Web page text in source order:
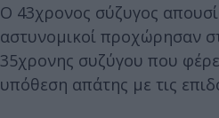
Ο 43χρονος σύζυγος
αστυνομικοί προχώρησαν
35χρονης συζύγου που
υπόθεση απάτης με τις